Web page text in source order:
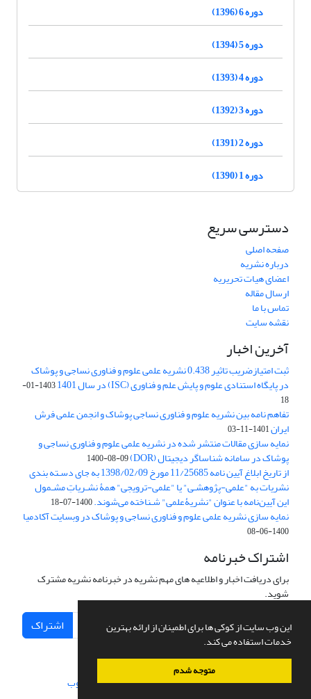
این وب سایت از کوکی ها برای اطمینان از ارائه بهترین
خدمات استفاده می کند.
متوجه شدم
دوره 6 (1396)
دوره 5 (1394)
دوره 4 (1393)
دوره 3 (1392)
دوره 2 (1391)
دوره 1 (1390)
دسترسی سریع
صفحه اصلی
درباره نشریه
اعضای هیات تحریریه
ارسال مقاله
تماس با ما
نقشه سایت
آخرین اخبار
ثبت امتیازضریب تاثیر 0.438 نشریه علمی علوم و فناوری نساجی و پوشاک
در پایگاه استنادی علوم و پایش علم و فناوری (ISC) در سال 1401
1403-01-
18
تفاهم نامه بین نشریه علوم و فناوری نساجی پوشاک و انجمن علمی فرش
ایران1401-11-03
نمایه سازی مقالات منتشر شده در نشریه علمی علوم و فناوری نساجی و
پوشاک در سامانه شناساگر دیجیتال (DOR) 1400-08-09
از تاریخ ابلاغ آیین نامه 11/25685 مورخ 1398/02/09 به جای دسـته بندی
نشریات به "علمی-پژوهشـی" یا "علمی-ترویجی" همۀ نشـریاتِ مشـمول
این آیین‌نامه با عنوان "نشریۀعلمی" شـناخته می‌شوند.1400-07-18
نمایه سازی نشریه علمی علوم و فناوری نساجی و پوشاک در وبسایت آکادمیا
1400-06-08
اشتراک خبرنامه
برای دریافت اخبار و اطلاعیه های مهم نشریه در خبرنامه نشریه مشترک
شوید.
اشتراک
سامانه مدیریت نشریات علمی.طراحی و پیاده سازی از سیناوب